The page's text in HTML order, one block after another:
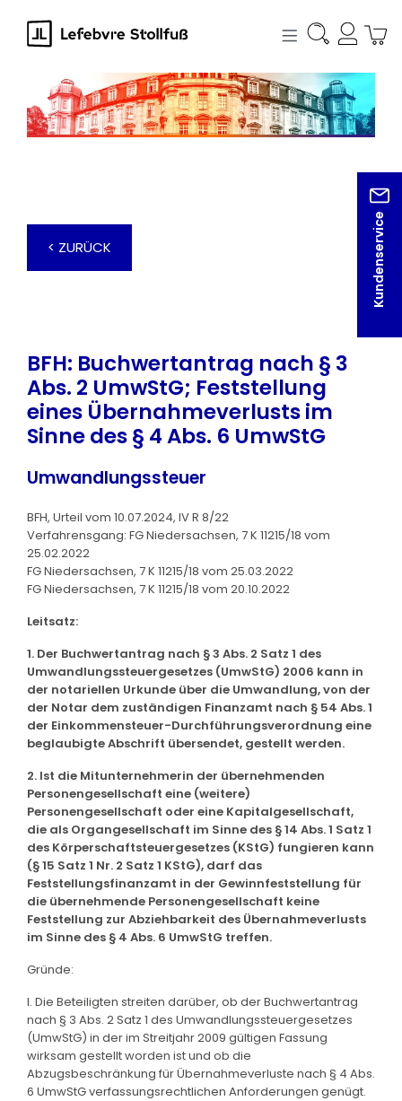
springen
Kundenservice
< ZURÜCK
BFH: Buchwertantrag nach § 3
Abs. 2 UmwStG; Feststellung
eines Übernahmeverlusts im
Sinne des § 4 Abs. 6 UmwStG
Umwandlungssteuer
BFH, Urteil vom 10.07.2024, IV R 8/22
Verfahrensgang: FG Niedersachsen, 7 K 11215/18 vom
25.02.2022
FG Niedersachsen, 7 K 11215/18 vom 25.03.2022
FG Niedersachsen, 7 K 11215/18 vom 20.10.2022
Leitsatz:
1. Der Buchwertantrag nach § 3 Abs. 2 Satz 1 des
Umwandlungssteuergesetzes (UmwStG) 2006 kann in
der notariellen Urkunde über die Umwandlung, von der
der Notar dem zuständigen Finanzamt nach § 54 Abs. 1
der Einkommensteuer-Durchführungsverordnung eine
beglaubigte Abschrift übersendet, gestellt werden.
2. Ist die Mitunternehmerin der übernehmenden
Personengesellschaft eine (weitere)
Personengesellschaft oder eine Kapitalgesellschaft,
die als Organgesellschaft im Sinne des § 14 Abs. 1 Satz 1
des Körperschaftsteuergesetzes (KStG) fungieren kann
(§ 15 Satz 1 Nr. 2 Satz 1 KStG), darf das
Feststellungsfinanzamt in der Gewinnfeststellung für
die übernehmende Personengesellschaft keine
Feststellung zur Abziehbarkeit des Übernahmeverlusts
im Sinne des § 4 Abs. 6 UmwStG treffen.
Gründe:
I. Die Beteiligten streiten darüber, ob der Buchwertantrag
nach § 3 Abs. 2 Satz 1 des Umwandlungssteuergesetzes
(UmwStG) in der im Streitjahr 2009 gültigen Fassung
wirksam gestellt worden ist und ob die
Abzugsbeschränkung für Übernahmeverluste nach § 4 Abs.
6 UmwStG verfassungsrechtlichen Anforderungen genügt.